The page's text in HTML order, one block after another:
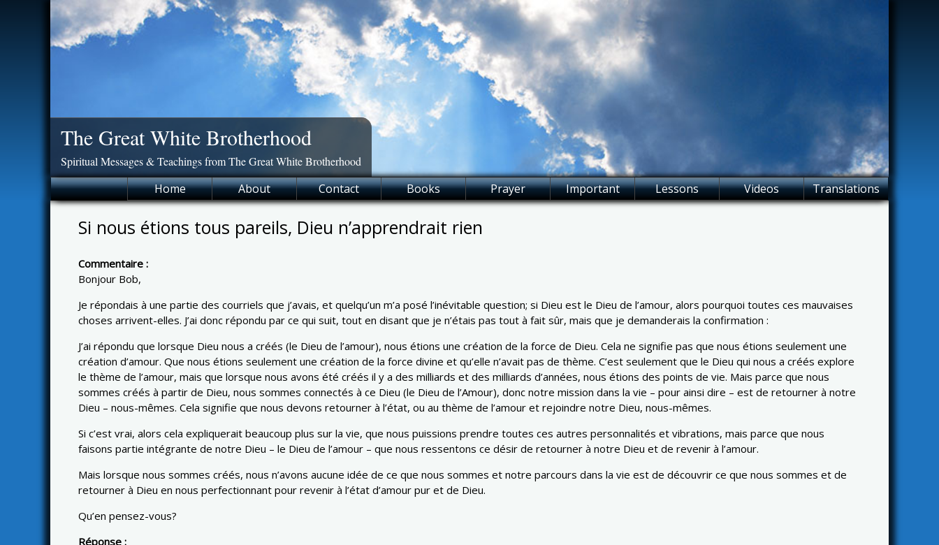
The Great White Brotherhood
Spiritual Messages & Teachings from The Great White Brotherhood
Home About Contact Books Prayer Important Lessons Videos Translations
Si nous étions tous pareils, Dieu n’apprendrait rien
Commentaire :
Bonjour Bob,
Je répondais à une partie des courriels que j’avais, et quelqu’un m’a posé l’inévitable question; si Dieu est le Dieu de l’amour, alors pourquoi toutes ces mauvaises
choses arrivent-elles. J’ai donc répondu par ce qui suit, tout en disant que je n’étais pas tout à fait sûr, mais que je demanderais la confirmation :
J’ai répondu que lorsque Dieu nous a créés (le Dieu de l’amour), nous étions une création de la force de Dieu. Cela ne signifie pas que nous étions seulement une
création d’amour. Que nous étions seulement une création de la force divine et qu’elle n’avait pas de thème. C’est seulement que le Dieu qui nous a créés explore
le thème de l’amour, mais que lorsque nous avons été créés il y a des milliards et des milliards d’années, nous étions des points de vie. Mais parce que nous
sommes créés à partir de Dieu, nous sommes connectés à ce Dieu (le Dieu de l’Amour), donc notre mission dans la vie – pour ainsi dire – est de retourner à notre
Dieu – nous-mêmes. Cela signifie que nous devons retourner à l’état, ou au thème de l’amour et rejoindre notre Dieu, nous-mêmes.
Si c’est vrai, alors cela expliquerait beaucoup plus sur la vie, que nous puissions prendre toutes ces autres personnalités et vibrations, mais parce que nous
faisons partie intégrante de notre Dieu – le Dieu de l’amour – que nous ressentons ce désir de retourner à notre Dieu et de revenir à l’amour.
Mais lorsque nous sommes créés, nous n’avons aucune idée de ce que nous sommes et notre parcours dans la vie est de découvrir ce que nous sommes et de
retourner à Dieu en nous perfectionnant pour revenir à l’état d’amour pur et de Dieu.
Qu’en pensez-vous?
Réponse :